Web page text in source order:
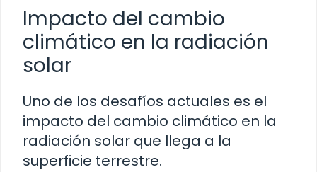
Impacto del cambio
climático en la radiación
solar
Uno de los desafíos actuales es el
impacto del cambio climático en la
radiación solar que llega a la
superficie terrestre.